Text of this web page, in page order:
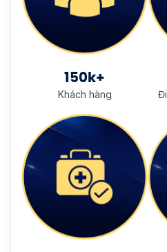
150k+
Khách hàng